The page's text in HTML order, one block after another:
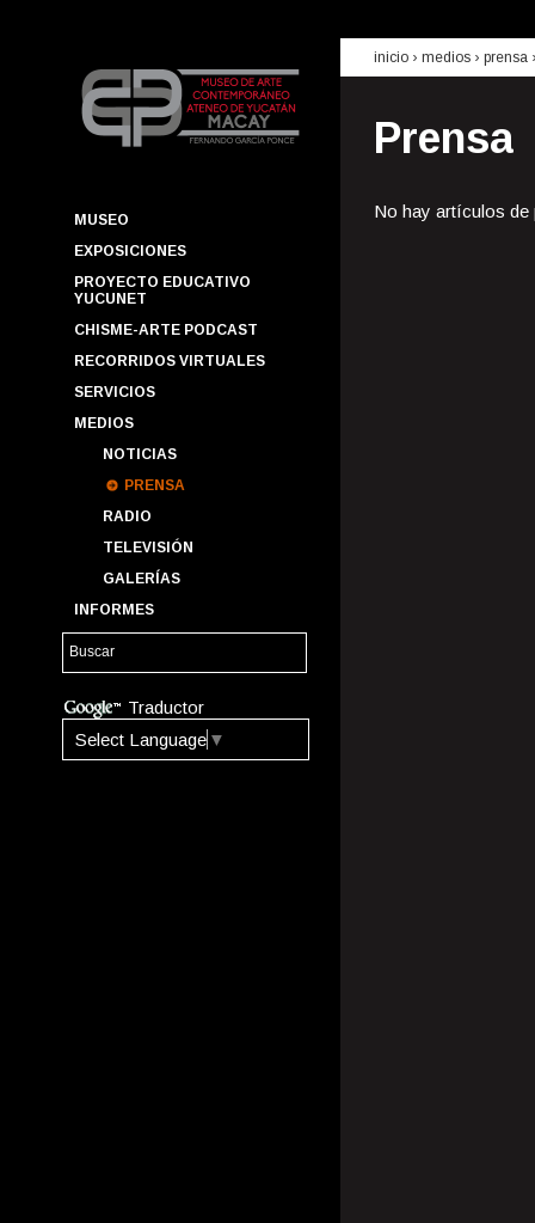
MUSEO
EXPOSICIONES
PROYECTO EDUCATIVO
YUCUNET
CHISME-ARTE PODCAST
RECORRIDOS VIRTUALES
SERVICIOS
MEDIOS
NOTICIAS
PRENSA
RADIO
TELEVISIÓN
GALERÍAS
INFORMES
Traductor
Select Language ▼
inicio › medios › prensa
Prensa
No hay artículos de